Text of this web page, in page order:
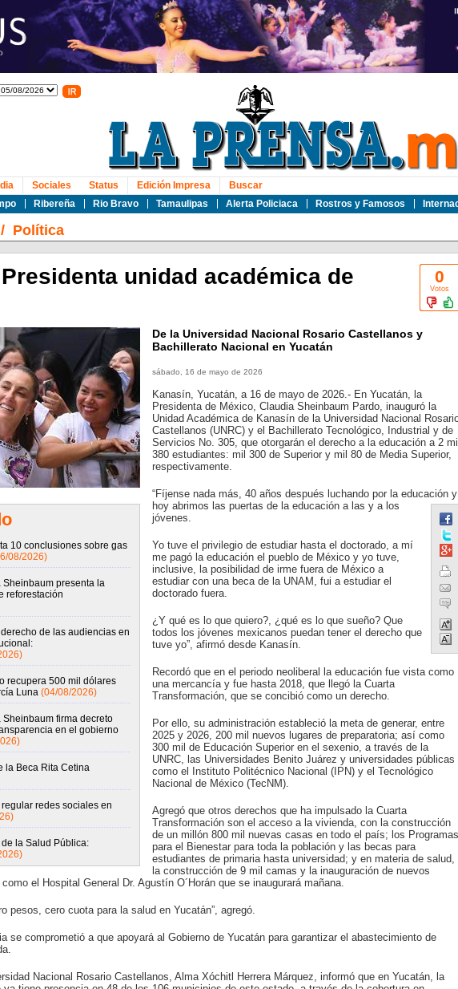
Ribereña Rio Bravo Tamaulipas Alerta Policiaca Rostros y Famosos
Sociales Status Edición Impresa Buscar
/ Política
0
Votos
unidad académica de
10 conclusiones sobre gas
08/2026)
Sheinbaum presenta la
reforestación
de las audiencias en
recupera 500 mil dólares
Luna (04/08/2026)
firma decreto
en el gobierno
la Beca Rita Cetina
redes sociales en
la Salud Pública:
De la Universidad Nacional Rosario Castellanos y
Bachillerato Nacional en Yucatán
sábado, 16 de mayo de 2026
Kanasín, Yucatán, a 16 de mayo de 2026.- En Yucatán, la
Presidenta de México, Claudia Sheinbaum Pardo, inauguró la
Unidad Académica de Kanasín de la Universidad Nacional
Castellanos (UNRC) y el Bachillerato Tecnológico, Industrial y de
Servicios No. 305, que otorgarán el derecho a la educación a 2
380 estudiantes: mil 300 de Superior y mil 80 de Media Superior,
respectivamente.
“Fíjense nada más, 40 años después luchando por la educación y
hoy abrimos las puertas de la educación a las y a los
jóvenes.
Yo tuve el privilegio de estudiar hasta el doctorado, a mí
me pagó la educación el pueblo de México y yo tuve,
inclusive, la posibilidad de irme fuera de México a
estudiar con una beca de la UNAM, fui a estudiar el
doctorado fuera.
¿Y qué es lo que quiero?, ¿qué es lo que sueño? Que
todos los jóvenes mexicanos puedan tener el derecho que
tuve yo”, afirmó desde Kanasín.
Recordó que en el periodo neoliberal la educación fue vista como
una mercancía y fue hasta 2018, que llegó la Cuarta
Transformación, que se concibió como un derecho.
Por ello, su administración estableció la meta de generar, entre
2025 y 2026, 200 mil nuevos lugares de preparatoria; así como
300 mil de Educación Superior en el sexenio, a través de la
UNRC, las Universidades Benito Juárez y universidades públicas
como el Instituto Politécnico Nacional (IPN) y el Tecnológico
Nacional de México (TecNM).
Agregó que otros derechos que ha impulsado la Cuarta
Transformación son el acceso a la vivienda, con la construcción
de un millón 800 mil nuevas casas en todo el país; los Programas
para el Bienestar para toda la población y las becas para
estudiantes de primaria hasta universidad; y en materia de salud,
la construcción de 9 mil camas y la inauguración de nuevos
el Hospital General Dr. Agustín O´Horán que se inaugurará mañana.
pesos, cero cuota para la salud en Yucatán”, agregó.
se comprometió a que apoyará al Gobierno de Yucatán para garantizar el abastecimiento de
Nacional Rosario Castellanos, Alma Xóchitl Herrera Márquez, informó que en Yucatán, la